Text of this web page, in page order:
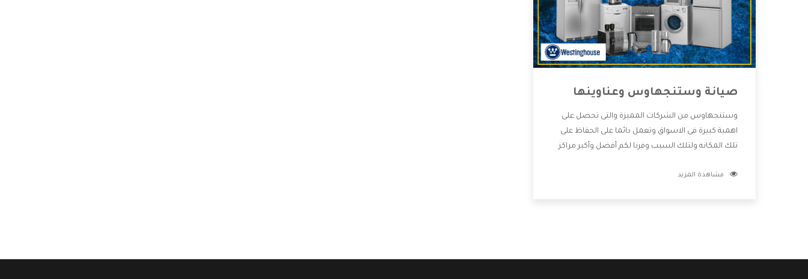
صيانة وستنجهاوس وعناوينها
وستنجهاوس من الشركات المميزة والتى تحصل على
اهمية كبيرة فى الاسواق وتعمل دائما على الحفاظ على
تلك المكانه ولتلك السبب وفرنا لكم أفضل وأكبر مراكز
العملاء ويستطيع القيام بتصليح جميع المنتجات دون
مشاهدة المزيد